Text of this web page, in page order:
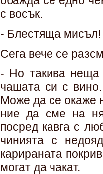
с восък.
- Блестяща мисъл!
Сега вече се
- Но такива неща
чашата си с
Може да се окаже
ние да сме на
посред кавга с
чинията с
карираната
могат да чакат.